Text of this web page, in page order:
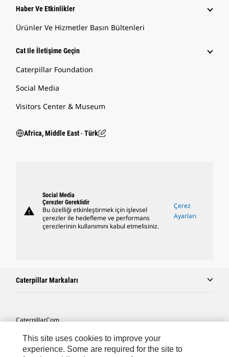
Haber Ve Etkinlikler
Ürünler Ve Hizmetler Basın Bültenleri
Cat Ile İletişime Geçin
Caterpillar Foundation
Social Media
Visitors Center & Museum
Africa, Middle East ‧ Türk
warning
Social Media
Çerezler Gereklidir
Bu özelliği etkinleştirmek için işlevsel
çerezler ile hedefleme ve performans
çerezlerinin kullanımını kabul etmelisiniz.
Çerez
Ayarları
Caterpillar Markaları
Caterpillar.com
Caterpillar Müşteri Hizmetleri Ve Iletişim
Site Haritası
This site uses cookies to improve your
experience. Some are required for the site to